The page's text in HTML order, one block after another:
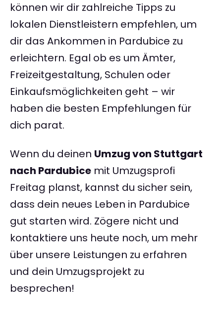
können wir dir zahlreiche Tipps zu
lokalen Dienstleistern empfehlen, um
dir das Ankommen in Pardubice zu
erleichtern. Egal ob es um Ämter,
Freizeitgestaltung, Schulen oder
Einkaufsmöglichkeiten geht – wir
haben die besten Empfehlungen für
dich parat.
Wenn du deinen Umzug von Stuttgart
nach Pardubice mit Umzugsprofi
Freitag planst, kannst du sicher sein,
dass dein neues Leben in Pardubice
gut starten wird. Zögere nicht und
kontaktiere uns heute noch, um mehr
über unsere Leistungen zu erfahren
und dein Umzugsprojekt zu
besprechen!